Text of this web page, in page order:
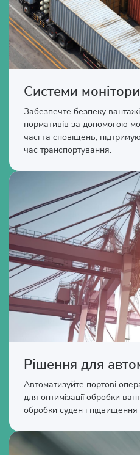
Системи
Забезпечте безпеку
нормативів за допомогою
часі та сповіщень,
час транспортування.
Рішення для
Автоматизуйте портові
для оптимізації обробки
обробки суден і підвищення